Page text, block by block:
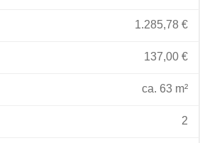
1.285,78 €
137,00 €
ca. 63 m²
2